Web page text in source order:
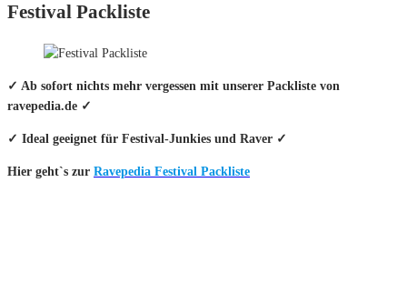
Festival Packliste
✓ Ab sofort nichts mehr vergessen mit unserer Packliste von
ravepedia.de ✓
✓ Ideal geeignet für Festival-Junkies und Raver ✓
Hier geht`s zur Ravepedia Festival Packliste